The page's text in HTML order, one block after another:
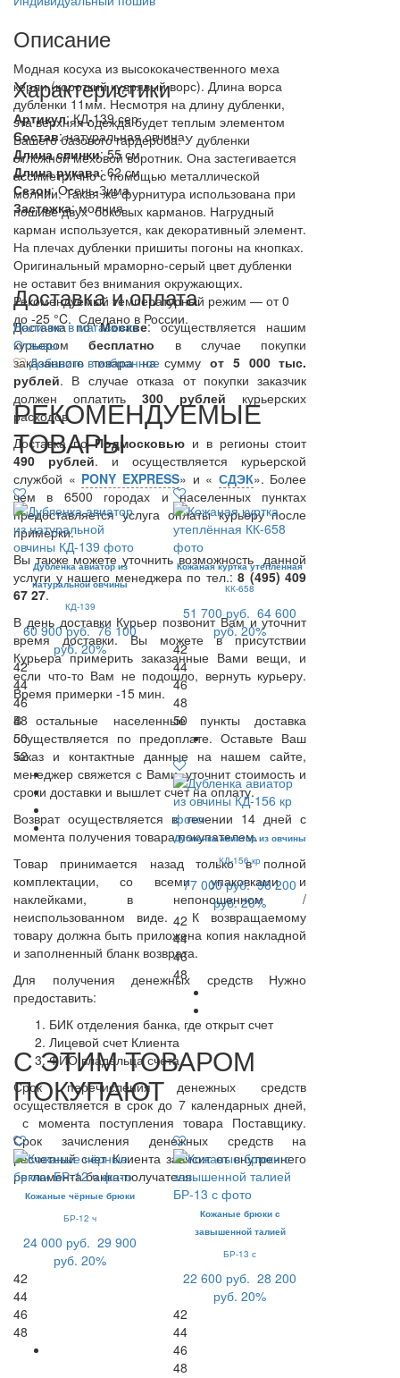
Описание
Модная косуха из высококачественного меха
керли (короткий кудрявый ворс). Длина ворса
дубленки 11мм. Несмотря на длину дубленки,
эта верхняя одежда будет теплым элементом
Вашего базового гардероба. У дубленки
отложной меховой воротник. Она застегивается
ассиметрично с помощью металлической
молнии. Такая же фурнитура использована при
пошиве двух боковых карманов. Нагрудный
карман используется, как декоративный элемент.
На плечах дубленки пришиты погоны на кнопках.
Оригинальный мраморно-серый цвет дубленки
не оставит без внимания окружающих.
Рекомендуемый температурный режим — от 0
до -25 °C. Сделано в России.
Характеристики
Артикул: КД-139 сер
Состав:натуральная овчина
Длина спинки: 55 см
Длина рукава: 62 см
Сезон: Осень-Зима
Застежка: молния
Доставка и оплата
Доставка поМоскве: осуществляется нашим
курьеромбесплатно в случае покупки
заказанного товара на суммуот 5 000 тыс.
рублей. В случае отказа от покупки заказчик
должен оплатить300 рублей курьерских
расходов.
Доставка поПодмосковью и в регионы стоит
490 рублей. и осуществляется курьерской
службой « PONY EXPRESS» и « СДЭК». Более
чем в 6500 городах и населенных пунктах
предоставляется услуга оплаты курьеру после
примерки.
Вы также можете уточнить возможность данной
услуги у нашего менеджера по тел.:8 (495) 409
67 27.
В день доставки Курьер позвонит Вам и уточнит
время доставки. Вы можете в присутствии
Курьера примерить заказанные Вами вещи, и
если что-то Вам не подошло, вернуть курьеру.
Время примерки -15 мин.
В остальные населенные пункты доставка
осуществляется по предоплате. Оставьте Ваш
заказ и контактные данные на нашем сайте,
менеджер свяжется с Вами, уточнит стоимость и
сроки доставки и вышлет счет на оплату.
Возврат осуществляется в течении 14 дней с
момента получения товара покупателем.
Товар принимается назад только в полной
комплектации, со всеми упаковками и
наклейками, в непоношенном /
неиспользованном виде. К возвращаемому
товару должна быть приложена копия накладной
и заполненный бланк возврата.
Для получения денежных средств Нужно
предоставить:
БИК отделения банка, где открыт счет
Лицевой счет Клиента
ФИО владельца счета
Срок перечисления денежных средств
осуществляется в срок до 7 календарных дней,
с момента поступления товара Поставщику.
Срок зачисления денежных средств на
расчетный счет Клиента зависит от внутреннего
регламента банка-получателя.
Наличие в магазинах
Отзывы
Добавить в избранное
РЕКОМЕНДУЕМЫЕ
ТОВАРЫ
Дубленка авиатор из
натуральной овчины
КД-139
60 900 руб. 76 100
руб. 20%
42
44
46
48
50
52
Кожаная куртка утеплённая
КК-658
51 700 руб. 64 600
руб. 20%
42
44
46
48
50
Дубленка авиатор из овчины
КД-156 кр
77 000 руб. 96 200
руб. 20%
42
44
46
48
С ЭТИМ ТОВАРОМ
ПОКУПАЮТ
Кожаные чёрные брюки
БР-12 ч
24 000 руб. 29 900
руб. 20%
42
44
46
48
Кожаные брюки с
завышенной талией
БР-13 с
22 600 руб. 28 200
руб. 20%
42
44
46
48